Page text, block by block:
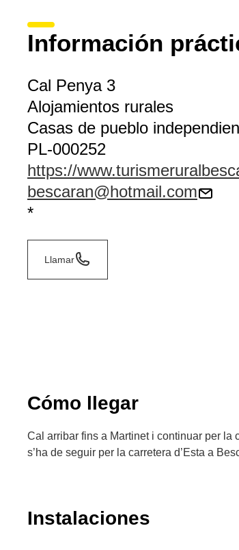
Información
Cal Penya 3
Alojamientos rurales
Casas de pueblo
PL-000252
https://
bescaran@hotmail.com
*
Llamar
Cómo llegar
Cal arribar fins a Martinet i continuar per la
s’ha de seguir per la carretera d’Esta a
Instalaciones